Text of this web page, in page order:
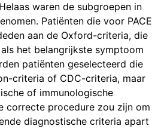
waren de subgroepen in
Patiënten die voor PACE
aan de Oxford-criteria, die
het belangrijkste symptoom
patiënten geselecteerd die
criteria of CDC-criteria, maar
of immunologische
correcte procedure zou zijn om
diagnostische criteria apart